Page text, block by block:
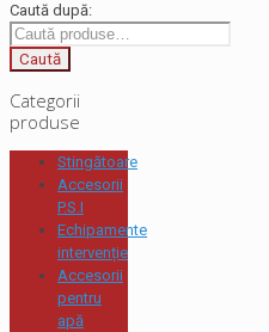
Caută după:
Caută
Categorii
produse
Stingătoare
Accesorii
P.S.I
Echipamente
intervenție
Accesorii
pentru
apă